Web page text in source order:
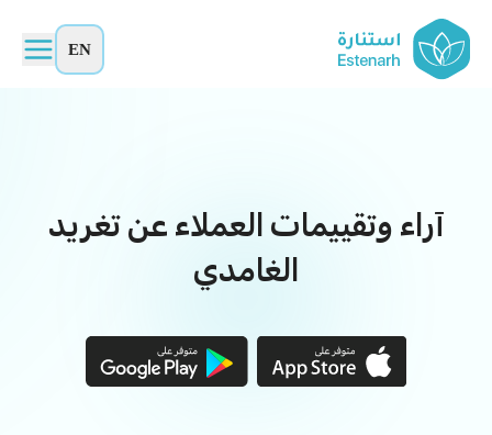
EN
آراء وتقييمات العملاء عن تغريد
الغامدي